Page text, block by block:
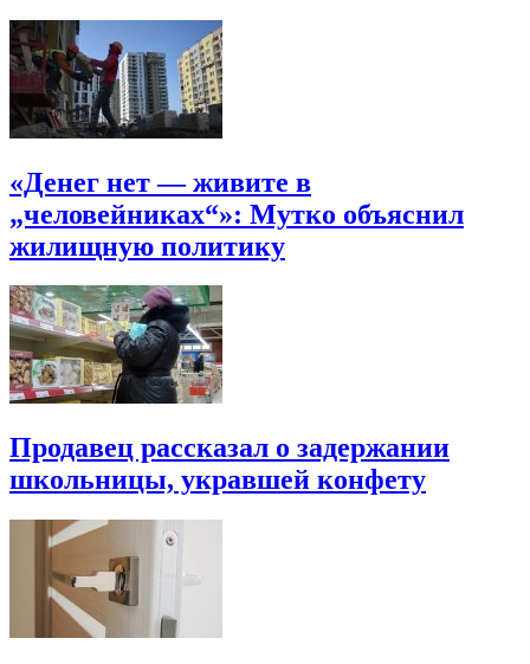
«Денег нет — живите в
„человейниках“»: Мутко объяснил
жилищную политику
Продавец рассказал о задержании
школьницы, укравшей конфету